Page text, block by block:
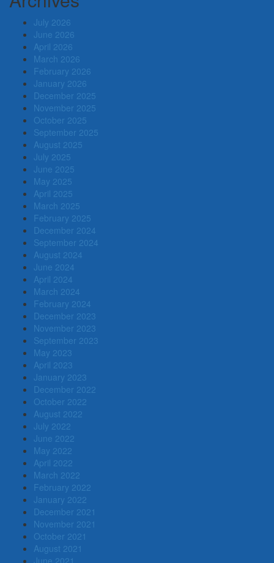
July 2026
June 2026
April 2026
March 2026
February 2026
January 2026
December 2025
November 2025
October 2025
September 2025
August 2025
July 2025
June 2025
May 2025
April 2025
March 2025
February 2025
December 2024
September 2024
August 2024
June 2024
April 2024
March 2024
February 2024
December 2023
November 2023
September 2023
May 2023
April 2023
January 2023
December 2022
October 2022
August 2022
July 2022
June 2022
May 2022
April 2022
March 2022
February 2022
January 2022
December 2021
November 2021
October 2021
August 2021
June 2021